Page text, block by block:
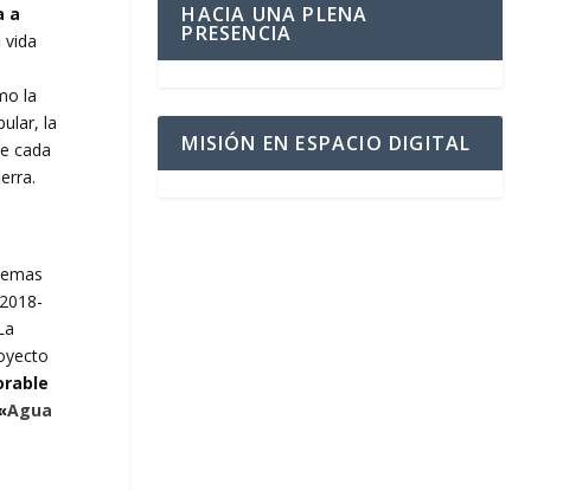
a
la
la
cada
Agua
HACIA UNA PLENA
PRESENCIA
MISIÓN EN ESPACIO DIGITAL